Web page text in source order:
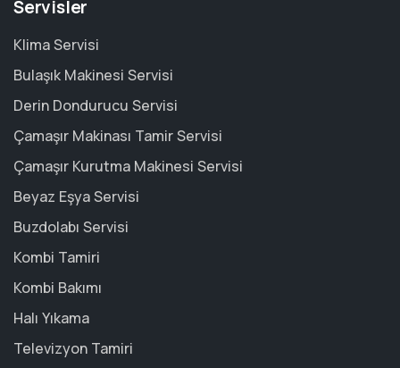
Servisler
Klima Servisi
Bulaşık Makinesi Servisi
Derin Dondurucu Servisi
Çamaşır Makinası Tamir Servisi
Çamaşır Kurutma Makinesi Servisi
Beyaz Eşya Servisi
Buzdolabı Servisi
Kombi Tamiri
Kombi Bakımı
Halı Yıkama
Televizyon Tamiri